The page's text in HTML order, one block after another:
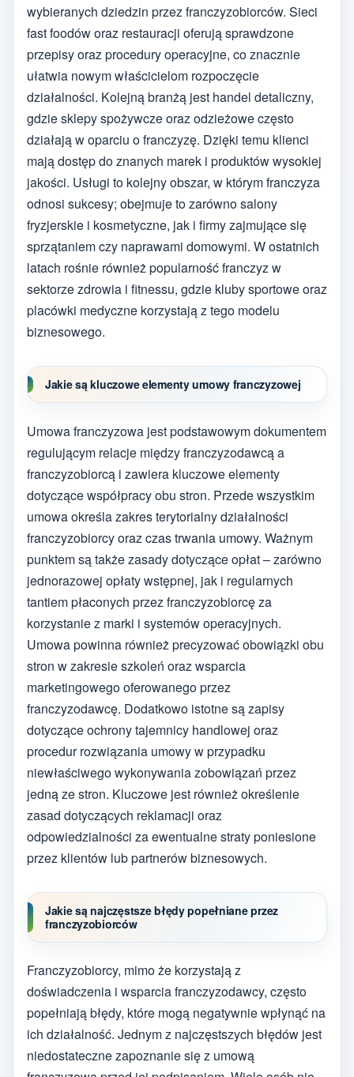
wybieranych dziedzin przez franczyzobiorców. Sieci
fast foodów oraz restauracji oferują sprawdzone
przepisy oraz procedury operacyjne, co znacznie
ułatwia nowym właścicielom rozpoczęcie
działalności. Kolejną branżą jest handel detaliczny,
gdzie sklepy spożywcze oraz odzieżowe często
działają w oparciu o franczyzę. Dzięki temu klienci
mają dostęp do znanych marek i produktów wysokiej
jakości. Usługi to kolejny obszar, w którym franczyza
odnosi sukcesy; obejmuje to zarówno salony
fryzjerskie i kosmetyczne, jak i firmy zajmujące się
sprzątaniem czy naprawami domowymi. W ostatnich
latach rośnie również popularność franczyz w
sektorze zdrowia i fitnessu, gdzie kluby sportowe oraz
placówki medyczne korzystają z tego modelu
biznesowego.
Jakie są kluczowe elementy umowy franczyzowej
Umowa franczyzowa jest podstawowym dokumentem
regulującym relacje między franczyzodawcą a
franczyzobiorcą i zawiera kluczowe elementy
dotyczące współpracy obu stron. Przede wszystkim
umowa określa zakres terytorialny działalności
franczyzobiorcy oraz czas trwania umowy. Ważnym
punktem są także zasady dotyczące opłat – zarówno
jednorazowej opłaty wstępnej, jak i regularnych
tantiem płaconych przez franczyzobiorcę za
korzystanie z marki i systemów operacyjnych.
Umowa powinna również precyzować obowiązki obu
stron w zakresie szkoleń oraz wsparcia
marketingowego oferowanego przez
franczyzodawcę. Dodatkowo istotne są zapisy
dotyczące ochrony tajemnicy handlowej oraz
procedur rozwiązania umowy w przypadku
niewłaściwego wykonywania zobowiązań przez
jedną ze stron. Kluczowe jest również określenie
zasad dotyczących reklamacji oraz
odpowiedzialności za ewentualne straty poniesione
przez klientów lub partnerów biznesowych.
Jakie są najczęstsze błędy popełniane przez
franczyzobiorców
Franczyzobiorcy, mimo że korzystają z
doświadczenia i wsparcia franczyzodawcy, często
popełniają błędy, które mogą negatywnie wpłynąć na
ich działalność. Jednym z najczęstszych błędów jest
niedostateczne zapoznanie się z umową